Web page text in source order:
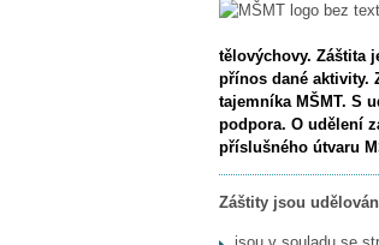
tělovýchovy. Záštita
přínos dané aktivity.
tajemníka MŠMT. S
podpora. O udělení
příslušného útvaru
Záštity jsou